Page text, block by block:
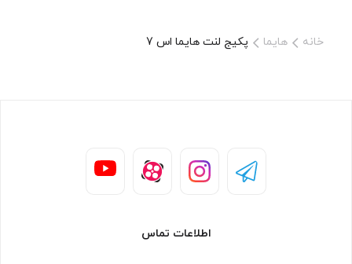
خانه هایما پکیج لنت هایما اس 7
اطلاعات تماس